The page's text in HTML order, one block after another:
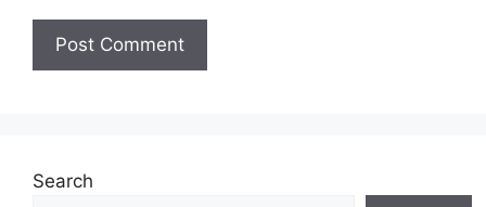
Search